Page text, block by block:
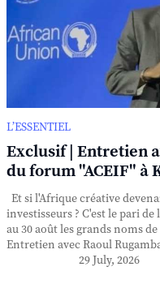
L’ESSENTIEL
Exclusif | Entretien
du forum "ACEIF" à
Et si l'Afrique créative
investisseurs ? C'est le pari de
au 30 août les grands noms
Entretien avec Raoul
29 July, 2026